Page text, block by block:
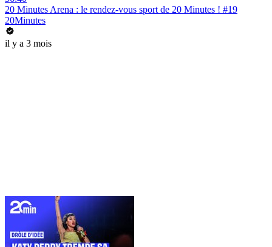
20 Minutes Arena : le rendez-vous sport de 20 Minutes ! #19
20Minutes
il y a 3 mois